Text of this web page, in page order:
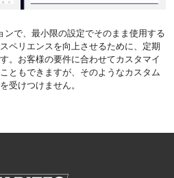
ンで、最小限の設定でそのまま使用する
ペリエンスを向上させるために、定期
。お客様の要件に合わせてカスタマイ
ともできますが、そのようなカスタム
受けつけません。